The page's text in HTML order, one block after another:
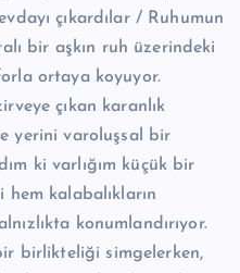
çıkardılar / Ruhumun
bir aşkın ruh üzerindeki
ortaya koyuyor.
çıkan karanlık
yerini varoluşsal bir
ki varlığım küçük bir
hem kalabalıkların
konumlandırıyor.
birlikteliği simgelerken,